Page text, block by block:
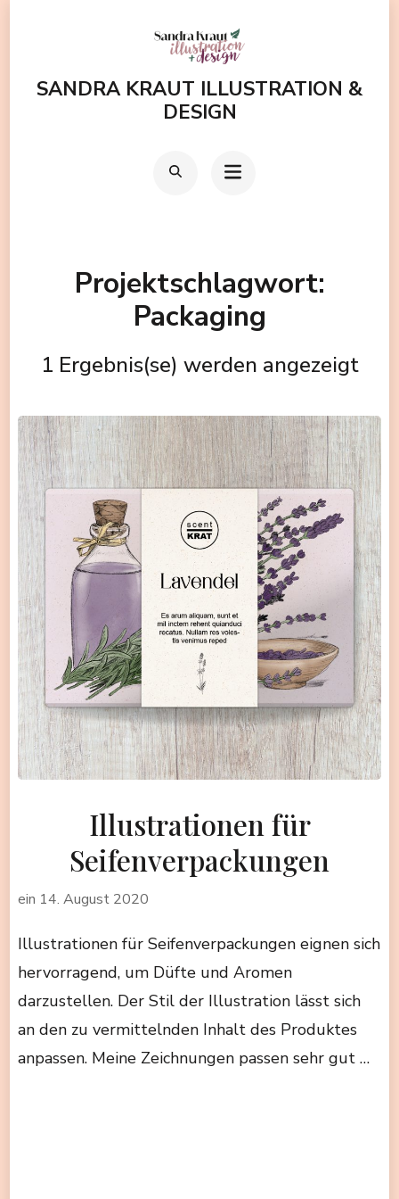
(EnterSANDRA KRAUT ILLUSTRATION &
DESIGN
Projektschlagwort:
Packaging
1 Ergebnis(se) werden angezeigt
Illustrationen für
Seifenverpackungen
ein 14. August 2020
Illustrationen für Seifenverpackungen eignen sich
hervorragend, um Düfte und Aromen
darzustellen. Der Stil der Illustration lässt sich
an den zu vermittelnden Inhalt des Produktes
anpassen. Meine Zeichnungen passen sehr gut …